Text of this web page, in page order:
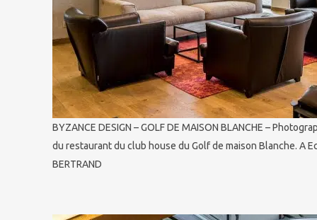
BYZANCE DESIGN – GOLF DE MAISON BLANCHE –
du restaurant du club house du Golf de maison Blanche. A
BERTRAND